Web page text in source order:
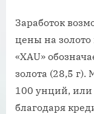
Заработок
цены на золото
«ХAU»
золота (28,5
100 унций, или
благодаря